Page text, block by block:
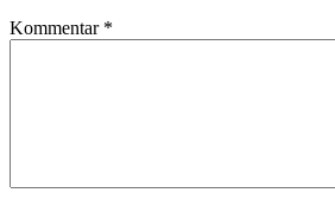
Kommentar *